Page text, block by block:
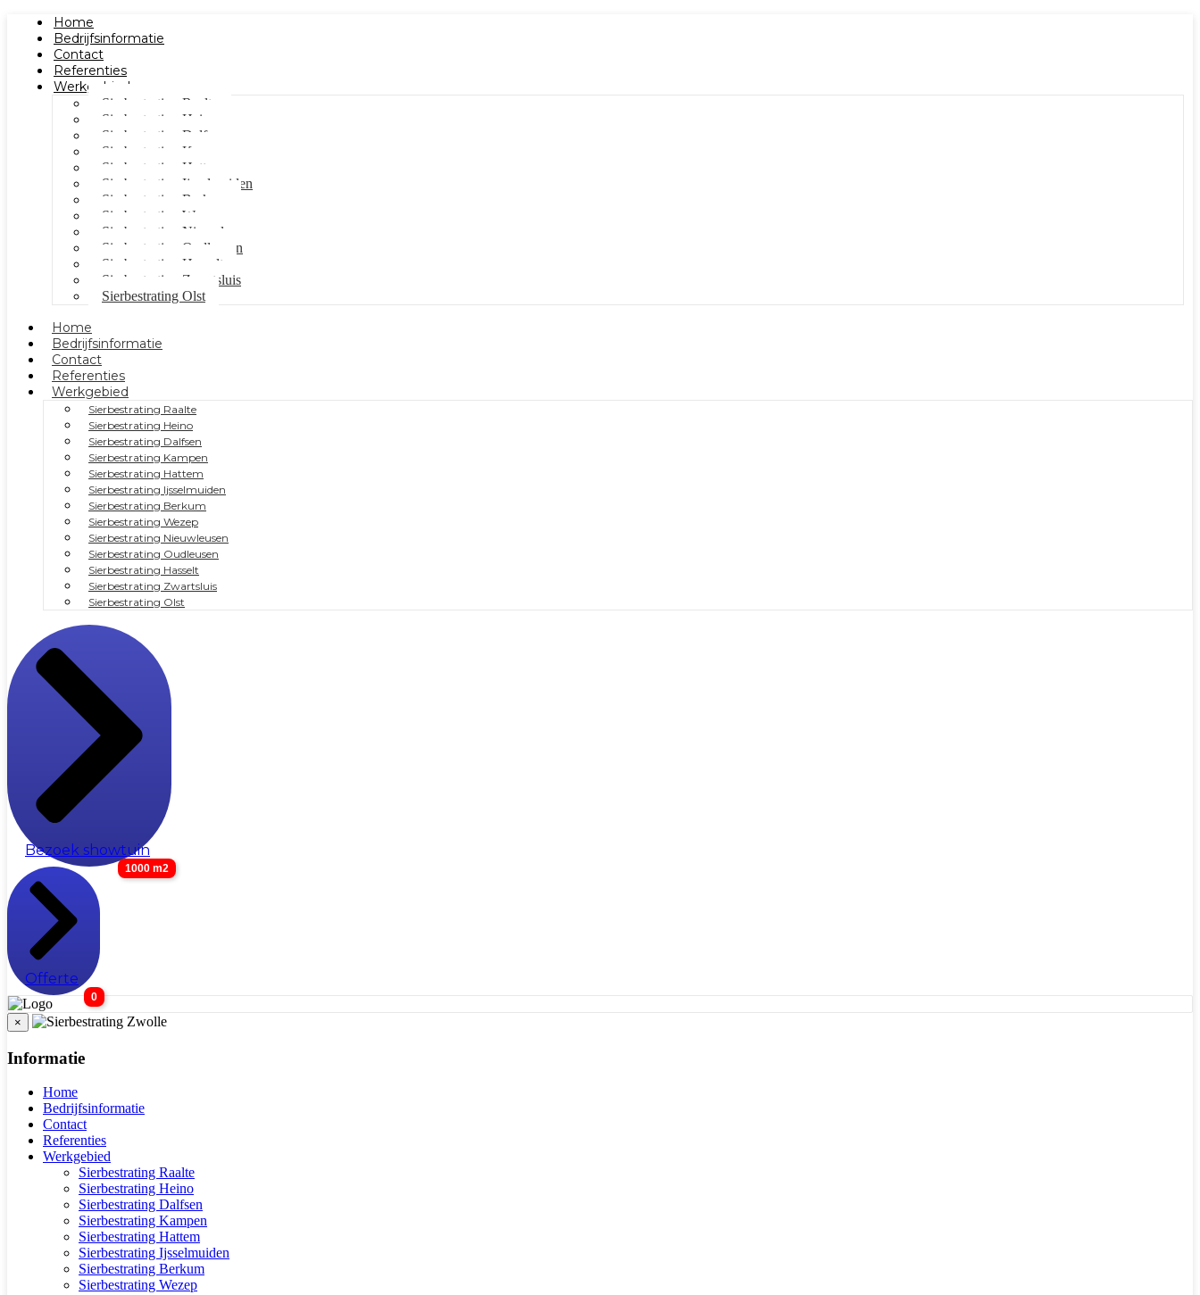
Home
Bedrijfsinformatie
Contact
Referenties
Werkgebied
Sierbestrating Raalte
Sierbestrating Heino
Sierbestrating Dalfsen
Sierbestrating Kampen
Sierbestrating Hattem
Sierbestrating Ijsselmuiden
Sierbestrating Berkum
Sierbestrating Wezep
Sierbestrating Nieuwleusen
Sierbestrating Oudleusen
Sierbestrating Hasselt
Sierbestrating Zwartsluis
Sierbestrating Olst
Home
Bedrijfsinformatie
Contact
Referenties
Werkgebied
Sierbestrating Raalte
Sierbestrating Heino
Sierbestrating Dalfsen
Sierbestrating Kampen
Sierbestrating Hattem
Sierbestrating Ijsselmuiden
Sierbestrating Berkum
Sierbestrating Wezep
Sierbestrating Nieuwleusen
Sierbestrating Oudleusen
Sierbestrating Hasselt
Sierbestrating Zwartsluis
Sierbestrating Olst
Bezoek showtuin
1000 m2
Offerte
0
×
Informatie
Home
Bedrijfsinformatie
Contact
Referenties
Werkgebied
Sierbestrating Raalte
Sierbestrating Heino
Sierbestrating Dalfsen
Sierbestrating Kampen
Sierbestrating Hattem
Sierbestrating Ijsselmuiden
Sierbestrating Berkum
Sierbestrating Wezep